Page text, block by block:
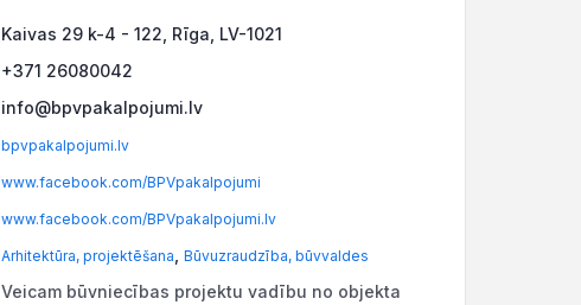
Kaivas 29 k-4 - 122, Rīga, LV-1021
+371 26080042
info@bpvpakalpojumi.lv
bpvpakalpojumi.lv
www.facebook.com/BPVpakalpojumi
www.facebook.com/BPVpakalpojumi.lv
Arhitektūra, projektēšana Būvuzraudzība, būvvaldes
Veicam būvniecības projektu vadību no objekta